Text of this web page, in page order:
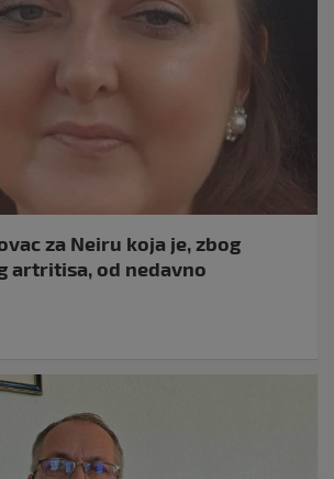
za Neiru koja je, zbog
artritisa, od nedavno